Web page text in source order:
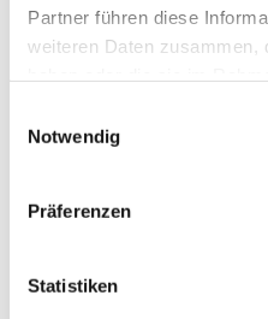
Partner führen diese
weiteren Daten zusammen,
Notwendig
Präferenzen
StatistikenDies